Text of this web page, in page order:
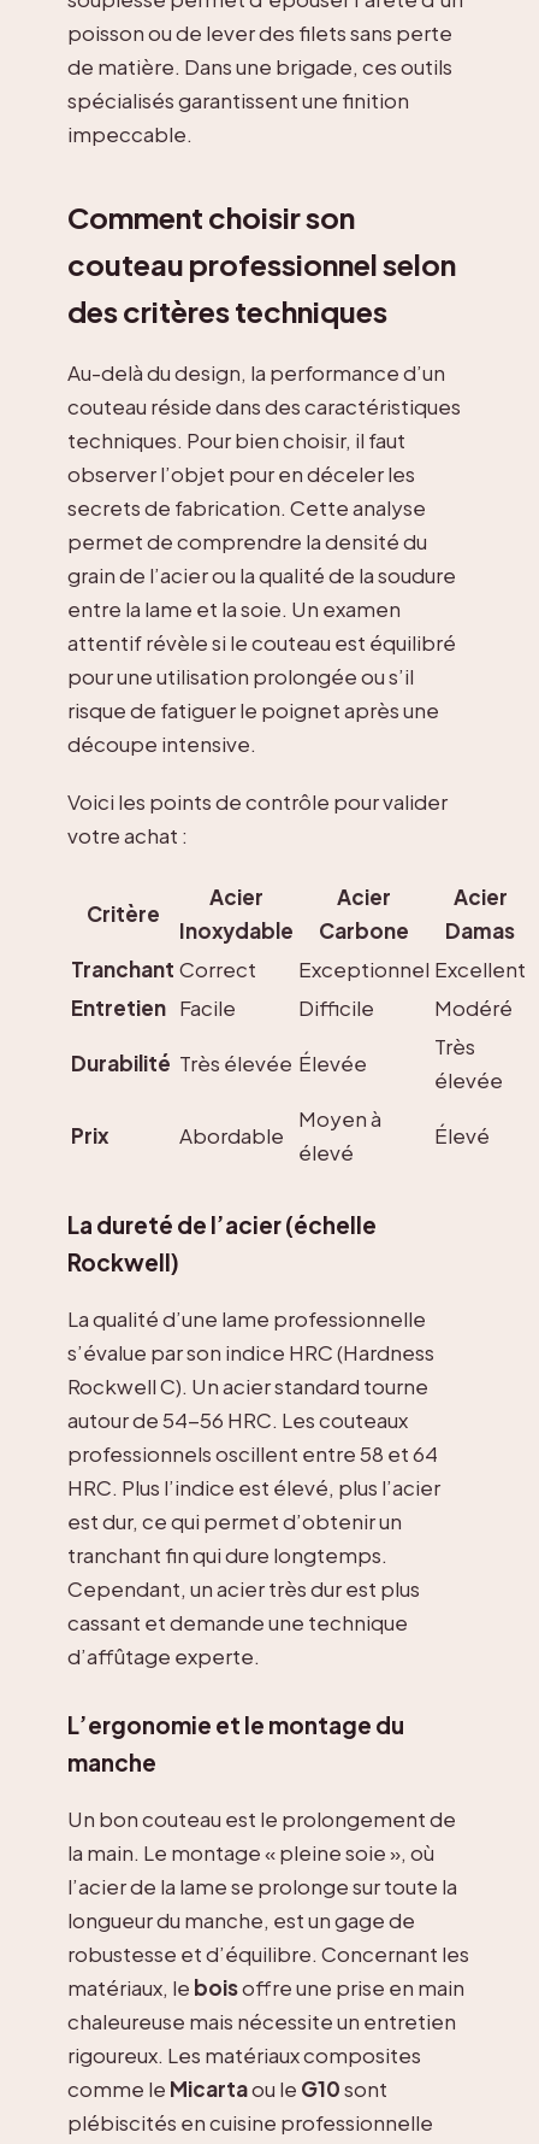
poisson ou de lever des filets sans perte
de matière. Dans une brigade, ces outils
spécialisés garantissent une finition
impeccable.
Comment choisir son
couteau professionnel selon
des critères techniques
Au-delà du design, la performance d’un
couteau réside dans des caractéristiques
techniques. Pour bien choisir, il faut
observer l’objet pour en déceler les
secrets de fabrication. Cette analyse
permet de comprendre la densité du
grain de l’acier ou la qualité de la soudure
entre la lame et la soie. Un examen
attentif révèle si le couteau est équilibré
pour une utilisation prolongée ou s’il
risque de fatiguer le poignet après une
découpe intensive.
Voici les points de contrôle pour valider
votre achat :
Critère
Acier
Inoxydable
Acier
Carbone
Acier
Damas
Tranchant Correct Exceptionnel Excellent
Entretien Facile Difficile Modéré
Durabilité Très élevée Élevée
Très
élevée
Prix Abordable
Moyen à
élevé
Élevé
La dureté de l’acier (échelle
Rockwell)
La qualité d’une lame professionnelle
s’évalue par son indice HRC (Hardness
Rockwell C). Un acier standard tourne
autour de 54-56 HRC. Les couteaux
professionnels oscillent entre 58 et 64
HRC. Plus l’indice est élevé, plus l’acier
est dur, ce qui permet d’obtenir un
tranchant fin qui dure longtemps.
Cependant, un acier très dur est plus
cassant et demande une technique
d’affûtage experte.
L’ergonomie et le montage du
manche
Un bon couteau est le prolongement de
la main. Le montage « pleine soie », où
l’acier de la lame se prolonge sur toute la
longueur du manche, est un gage de
robustesse et d’équilibre. Concernant les
matériaux, le boisoffre une prise en main
chaleureuse mais nécessite un entretien
rigoureux. Les matériaux composites
comme le Micartaou le G10sont
plébiscités en cuisine professionnelle